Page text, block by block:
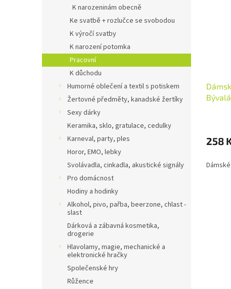
K narozeninám obecně
Ke svatbě + rozlučce se svobodou
K výročí svatby
K narození potomka
Pracovní
K důchodu
Humorné oblečení a textil s potiskem
Žertovné předměty, kanadské žertíky
Sexy dárky
Keramika, sklo, gratulace, cedulky
Karneval, party, ples
Horor, EMO, lebky
Svolávadla, cinkadla, akustické signály
Pro domácnost
Hodiny a hodinky
Alkohol, pivo, pařba, beerzone, chlast -
slast
Dárková a zábavná kosmetika,
drogerie
Hlavolamy, magie, mechanické a
elektronické hračky
Společenské hry
Růžence
258